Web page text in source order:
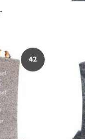
42